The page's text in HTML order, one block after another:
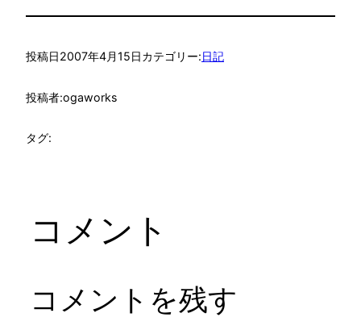
投稿日2007年4月15日カテゴリー:日記
投稿者:ogaworks
タグ:
コメント
コメントを残す